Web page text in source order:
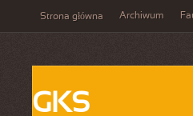
Strona główna Archiwum
GKS